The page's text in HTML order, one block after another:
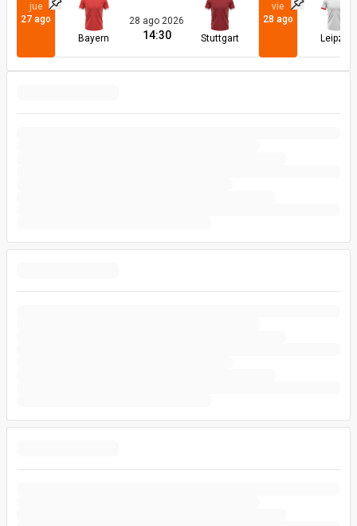
jue
27 ago
Fijar partido
Bayern
28 ago 2026
14:30 Stuttgart
vie
28 ago
Fijar partido
Leipzig